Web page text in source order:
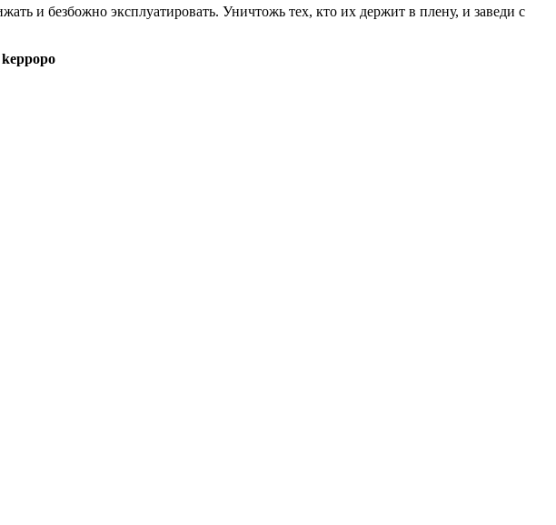
и безбожно эксплуатировать. Уничтожь тех, кто их держит в плену, и заведи с